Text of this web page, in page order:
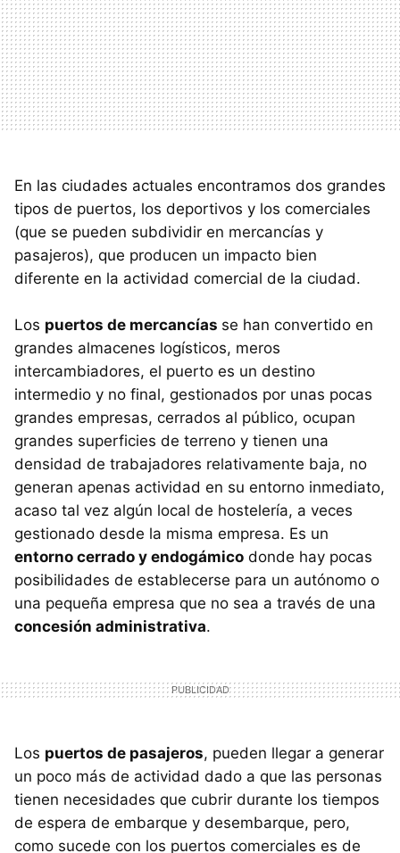
En las ciudades actuales encontramos dos grandes
tipos de puertos, los deportivos y los comerciales
(que se pueden subdividir en mercancías y
pasajeros), que producen un impacto bien
diferente en la actividad comercial de la ciudad.
Los puertos de mercancías se han convertido en
grandes almacenes logísticos, meros
intercambiadores, el puerto es un destino
intermedio y no final, gestionados por unas pocas
grandes empresas, cerrados al público, ocupan
grandes superficies de terreno y tienen una
densidad de trabajadores relativamente baja, no
generan apenas actividad en su entorno inmediato,
acaso tal vez algún local de hostelería, a veces
gestionado desde la misma empresa. Es un
entorno cerrado y endogámico donde hay pocas
posibilidades de establecerse para un autónomo o
una pequeña empresa que no sea a través de una
concesión administrativa.
Los puertos de pasajeros, pueden llegar a generar
un poco más de actividad dado a que las personas
tienen necesidades que cubrir durante los tiempos
de espera de embarque y desembarque, pero,
como sucede con los puertos comerciales es de